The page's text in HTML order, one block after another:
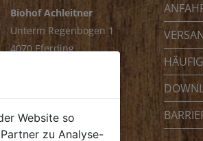
Biohof Achleitner
Unterm Regenbogen 1
4070 Eferding
Website so
zu Analyse-